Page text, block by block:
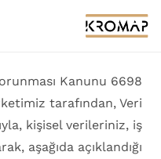
Korunması Kanunu
tarafından, Veri
kişisel verileriniz, iş
aşağıda açıklandığı